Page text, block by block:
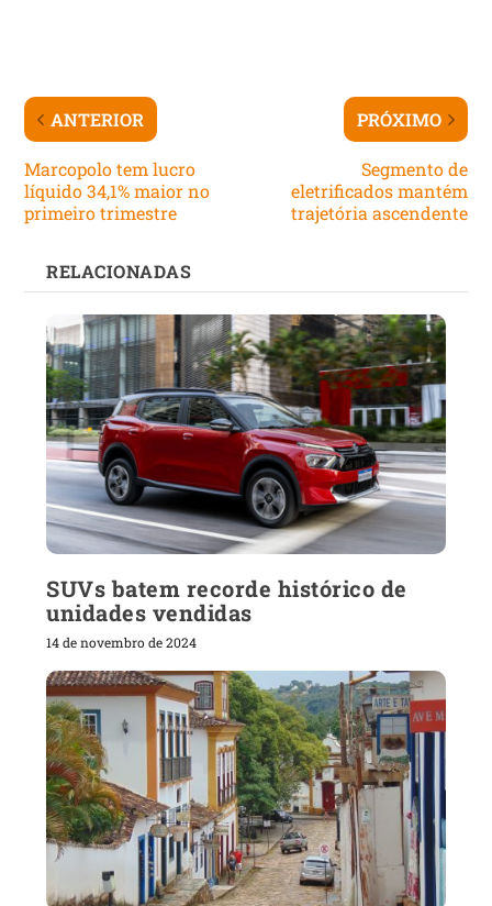
ANTERIOR
Marcopolo tem lucro
líquido 34,1% maior no
primeiro trimestre
PRÓXIMO
Segmento de
eletrificados mantém
trajetória ascendente
RELACIONADAS
SUVs batem recorde histórico de
unidades vendidas
14 de novembro de 2024